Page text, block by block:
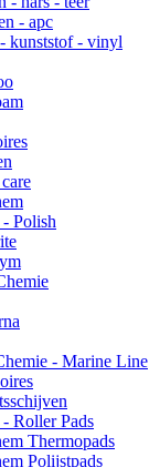
- apc
kunststof - vinyl
Polish
- Marine Line
Roller Pads
Thermopads
Polijstpads